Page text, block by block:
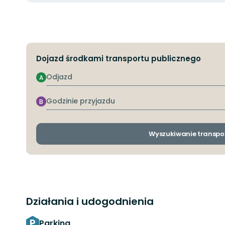
Dojazd środkami transportu publicznego
Odjazd
A
Godzinie
przyjazdu
B
Wyszukiwanie
Działania i udogodnienia